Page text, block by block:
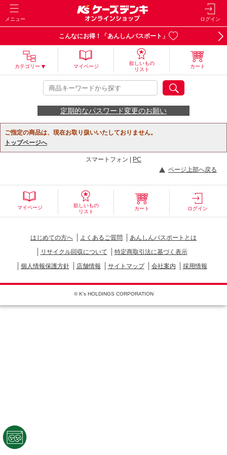
メニュー ログイン
こんなにお得！「あんしんパスポート」
カテゴリー マイページ
欲しいもの
リスト
カート
定期的なパスワード変更のお願い
ご指定の商品は、現在お取り扱いいたしておりません。
トップページへ
スマートフォン |
PC
ページ上部へ戻る
マイページ
欲しいもの
リスト
カート ログイン
はじめての方へ よくあるご質問
あんしんパスポートとは
リサイクル回収について
特定商取引法に基づく表示
個人情報保護方針
店舗情報 サイトマップ 会社案内 採用情報
© K's HOLDINGS CORPORATION